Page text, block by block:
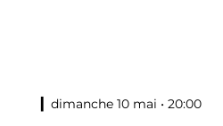
▎dimanche 10 mai • 20:00